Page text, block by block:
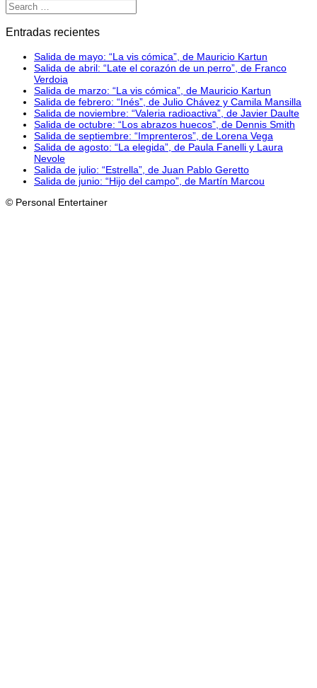
Entradas recientes
Salida de mayo: “La vis cómica”, de Mauricio Kartun
Salida de abril: “Late el corazón de un perro”, de Franco
Verdoia
Salida de marzo: “La vis cómica”, de Mauricio Kartun
Salida de febrero: “Inés”, de Julio Chávez y Camila Mansilla
Salida de noviembre: “Valeria radioactiva”, de Javier Daulte
Salida de octubre: “Los abrazos huecos”, de Dennis Smith
Salida de septiembre: “Imprenteros”, de Lorena Vega
Salida de agosto: “La elegida”, de Paula Fanelli y Laura
Nevole
Salida de julio: “Estrella”, de Juan Pablo Geretto
Salida de junio: “Hijo del campo”, de Martín Marcou
© Personal Entertainer